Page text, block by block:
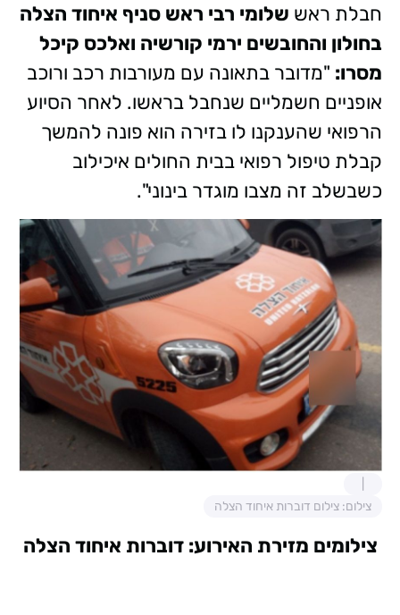
חבלת ראש שלומי רבי ראש סניף איחוד הצלה
בחולון והחובשים ירמי קורשיה ואלכס קיכל
מסרו: "מדובר בתאונה עם מעורבות רכב ורוכב
אופניים חשמליים שנחבל בראשו. לאחר הסיוע
הרפואי שהענקנו לו בזירה הוא פונה להמשך
קבלת טיפול רפואי בבית החולים איכילוב
כשבשלב זה מצבו מוגדר בינוני".
צילום: צילום דוברות איחוד הצלה
צילומים מזירת האירוע: דוברות איחוד הצלה